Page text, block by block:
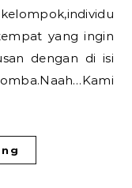
yang ingin
dengan di isi